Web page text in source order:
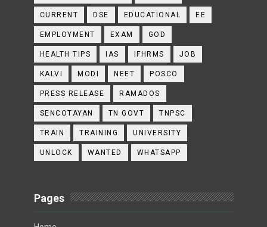
CURRENT DSE EDUCATIONAL EE
EMPLOYMENT EXAM GOD
HEALTH TIPS IAS IFHRMS JOB
KALVI MODI NEET POSCO
PRESS RELEASE RAMADOS
SENCOTAYAN TN GOVT TNPSC
TRAIN TRAINING UNIVERSITY
UNLOCK WANTED WHATSAPP
Pages